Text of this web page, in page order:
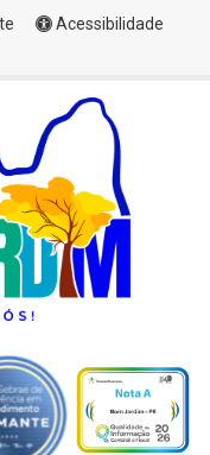
Acessibilidade